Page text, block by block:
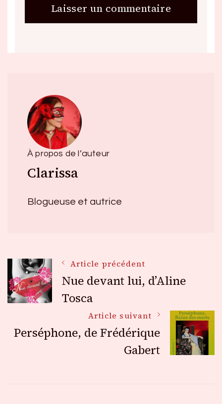
À propos de l’auteur
Clarissa
Blogueuse et autrice
Navigation
des
articles
Article précédent
Nue devant lui, d’Aline
Tosca
Article suivant
Perséphone, de Frédérique
Gabert